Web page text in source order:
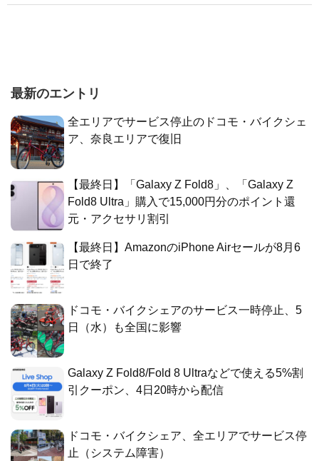
最新のエントリ
全エリアでサービス停止のドコモ・バイクシェ
ア、奈良エリアで復旧
【最終日】「Galaxy Z Fold8」、「Galaxy Z
Fold8 Ultra」購入で15,000円分のポイント還
元・アクセサリ割引
【最終日】AmazonのiPhone Airセールが8月6
日で終了
ドコモ・バイクシェアのサービス一時停止、5
日（水）も全国に影響
Galaxy Z Fold8/Fold 8 Ultraなどで使える5%割
引クーポン、4日20時から配信
ドコモ・バイクシェア、全エリアでサービス停
止（システム障害）